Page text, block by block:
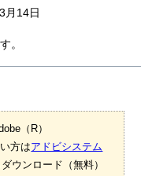
14日
。
（R）
方はアドビシステム
ウンロード（無料）